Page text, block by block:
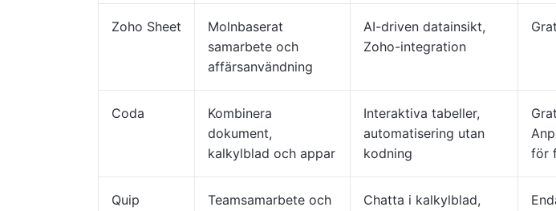
Zoho Sheet
Molnbaserat
samarbete och
affärsanvändning
AI-driven datainsikt,
Zoho-integration
Coda
Kombinera
dokument,
kalkylblad och appar
Interaktiva tabeller,
automatisering utan
kodning
för
Quip
Teamsamarbete och
Chatta i kalkylblad,